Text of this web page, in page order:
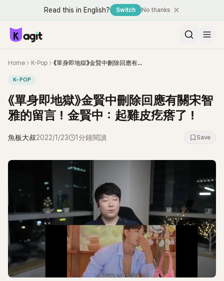
Read this in English? Switch No thanks
Home K-Pop 《單身即地獄》金賢中刪除回應有關宋智雅的留言！金賢中：起雞皮疙瘩了！
K-POP
《單身即地獄》金賢中刪除回應有關宋智
雅的留言！金賢中：起雞皮疙瘩了！
魚板大叔2022/1/23 1分鐘閱讀 Save